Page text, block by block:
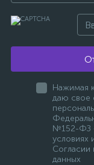
Нажимая
даю свое
№152-ФЗ
условиях
Согласии
данных